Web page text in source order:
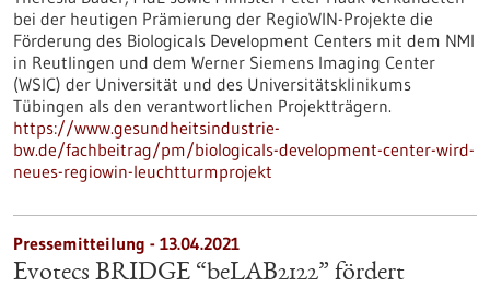
bei der heutigen Prämierung der RegioWIN-Projekte die
Förderung des Biologicals Development Centers mit dem NMI
in Reutlingen und dem Werner Siemens Imaging Center
(WSIC) der Universität und des Universitätsklinikums
Tübingen als den verantwortlichen Projektträgern.
https://www.gesundheitsindustrie-
bw.de/fachbeitrag/pm/biologicals-development-center-wird-
neues-regiowin-leuchtturmprojekt
Pressemitteilung - 13.04.2021
Evotecs BRIDGE “beLAB2122” fördert